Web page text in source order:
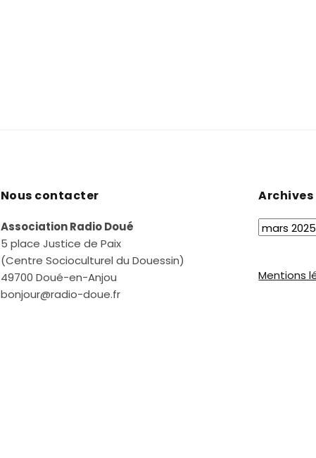
Nous contacter
Association Radio Doué
5 place Justice de Paix
(Centre Socioculturel du Douessin)
49700 Doué-en-Anjou
bonjour@radio-doue.fr
Mentions